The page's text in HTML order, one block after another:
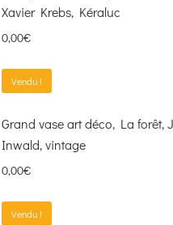
Xavier Krebs, Kéraluc
0,00€
Vendu !
Grand vase art déco, La forêt,
Inwald, vintage
0,00€
Vendu !